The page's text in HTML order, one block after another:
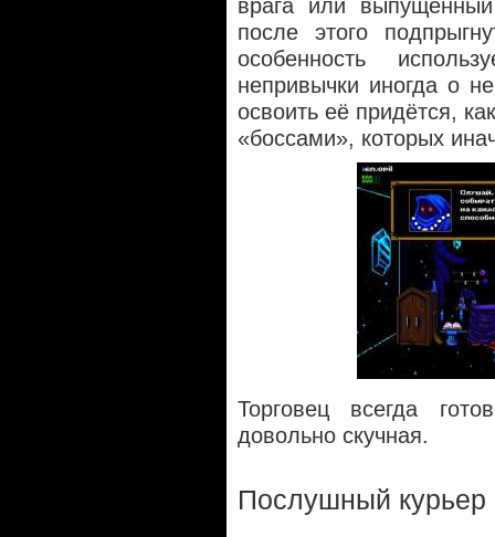
врага или
после этого
особенность
непривычки иногда о
освоить её придётся,
«боссами», которых
Торговец всегда
довольно скучная.
Послушный курьер